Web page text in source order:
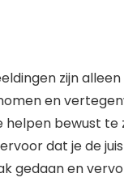
zijn
en
helpen bewust
dat je de
gedaan en